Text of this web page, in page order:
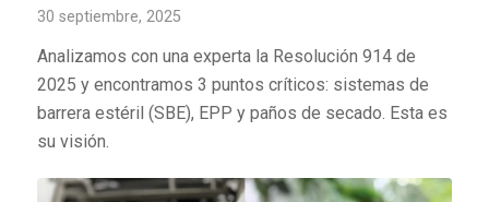
30 septiembre, 2025
Analizamos con una experta la Resolución 914 de
2025 y encontramos 3 puntos críticos: sistemas de
barrera estéril (SBE), EPP y paños de secado. Esta es
su visión.